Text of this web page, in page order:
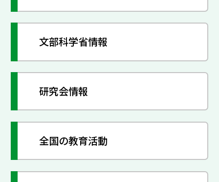
文部科学省情報
研究会情報
全国の教育活動